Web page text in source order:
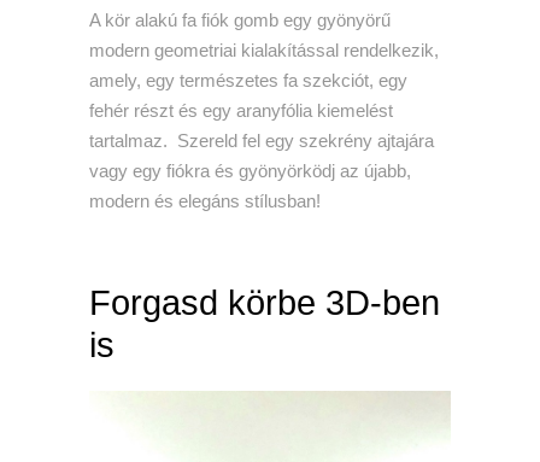
A kör alakú fa fiók gomb egy gyönyörű
modern geometriai kialakítással rendelkezik,
amely, egy természetes fa szekciót, egy
fehér részt és egy aranyfólia kiemelést
tartalmaz. Szereld fel egy szekrény ajtajára
vagy egy fiókra és gyönyörködj az újabb,
modern és elegáns stílusban!
Forgasd körbe 3D-ben
is